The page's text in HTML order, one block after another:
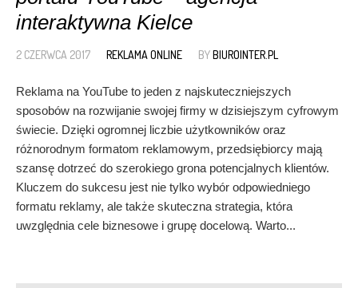
interaktywna Kielce
2 CZERWCA 2017 REKLAMA ONLINE BYBIUROINTER.PL
Reklama na YouTube to jeden z najskuteczniejszych
sposobów na rozwijanie swojej firmy w dzisiejszym cyfrowym
świecie. Dzięki ogromnej liczbie użytkowników oraz
różnorodnym formatom reklamowym, przedsiębiorcy mają
szansę dotrzeć do szerokiego grona potencjalnych klientów.
Kluczem do sukcesu jest nie tylko wybór odpowiedniego
formatu reklamy, ale także skuteczna strategia, która
uwzględnia cele biznesowe i grupę docelową. Warto...